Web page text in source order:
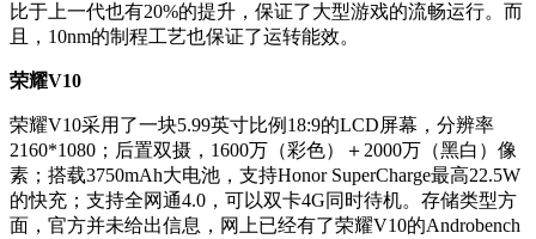
比于上一代也有20%的提升，保证了大型游戏的流畅运行。而
且，10nm的制程工艺也保证了运转能效。
荣耀V10
荣耀V10采用了一块5.99英寸比例18:9的LCD屏幕，分辨率
2160*1080；后置双摄，1600万（彩色）＋2000万（黑白）像
素；搭载3750mAh大电池，支持Honor SuperCharge最高22.5W
的快充；支持全网通4.0，可以双卡4G同时待机。存储类型方
面，官方并未给出信息，网上已经有了荣耀V10的Androbench